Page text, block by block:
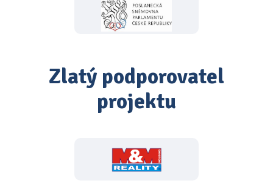
Zlatý podporovatel
projektu